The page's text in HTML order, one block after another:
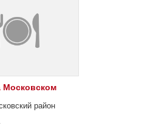
Московском
район